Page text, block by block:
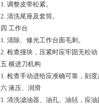
1. 调整皮带松紧。
2. 清洗尾座及套筒。
四 工作台
1. 清除、修光工作台面毛刺。
2. 检查撞块，压紧时应牢固无松动
五 横进刀机构
1. 检查手动进给应准确可靠，刻度
六 液压、润滑
1. 清洗滤油器、油孔、油毡，应